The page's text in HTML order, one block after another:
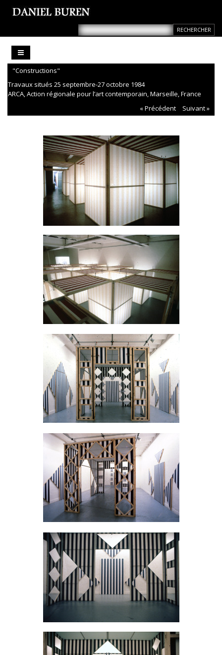
"Constructions"
Travaux situés 25 septembre-27 octobre 1984
ARCA, Action régionale pour l’art contemporain, Marseille, France
« Précédent
Suivant »